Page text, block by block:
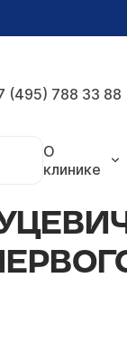
(495) 788 33 88
О
клинике